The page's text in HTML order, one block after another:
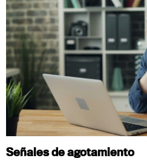
Señales de agotamiento